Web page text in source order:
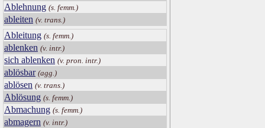
Ablehnung (s. femm.)
ableiten (v. trans.)
Ableitung (s. femm.)
ablenken (v. intr.)
sich ablenken (v. pron. intr.)
ablösbar (agg.)
ablösen (v. trans.)
Ablösung (s. femm.)
Abmachung (s. femm.)
abmagern (v. intr.)